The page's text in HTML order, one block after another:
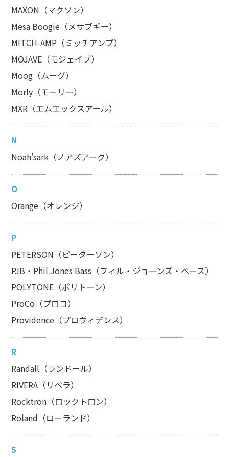
MAXON（マクソン）
Mesa Boogie（メサブギー）
MITCH-AMP（ミッチアンプ）
MOJAVE（モジェイブ）
Moog（ムーグ）
Morly（モーリー）
MXR（エムエックスアール）
N
Noah'sark（ノアズアーク）
O
Orange（オレンジ）
P
PETERSON（ピーターソン）
PJB・Phil Jones Bass（フィル・ジョーンズ・ベース）
POLYTONE（ポリトーン）
ProCo（プロコ）
Providence（プロヴィデンス）
R
Randall（ランドール）
RIVERA（リベラ）
Rocktron（ロックトロン）
Roland（ローランド）
S